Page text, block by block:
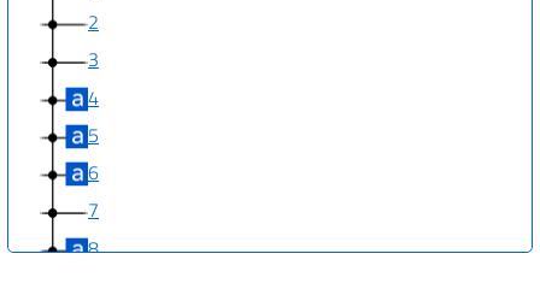
2
3
4
5
6
7
8